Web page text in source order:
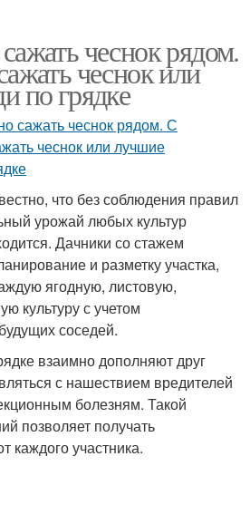
чеснок рядом.
чеснок или
по грядке
что без соблюдения правил
урожай любых культур
Дачники со стажем
и разметку участка,
ягодную, листовую,
культуру с учетом
соседей.
взаимно дополняют друг
с нашествием вредителей
болезням. Такой
позволяет получать
каждого участника.